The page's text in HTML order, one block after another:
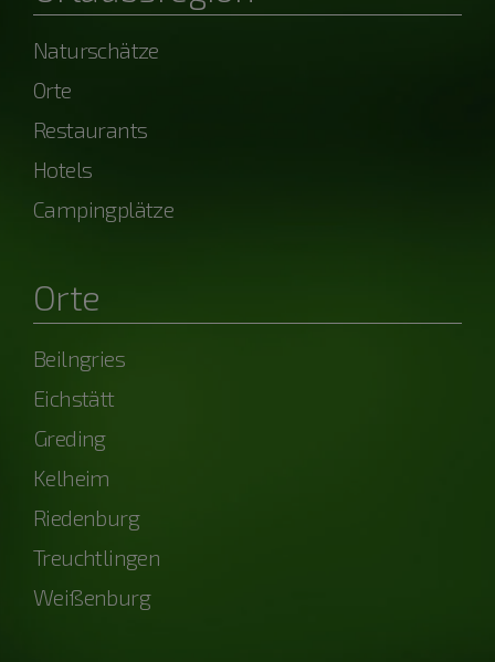
Naturschätze
Orte
Restaurants
Hotels
Campingplätze
Orte
Beilngries
Eichstätt
Greding
Kelheim
Riedenburg
Treuchtlingen
Weißenburg